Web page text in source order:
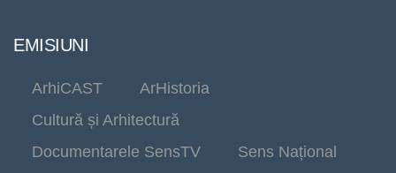
EMISIUNI
ArhiCAST
ArHistoria
Cultură și Arhitectură
Documentarele SensTV
Sens Național